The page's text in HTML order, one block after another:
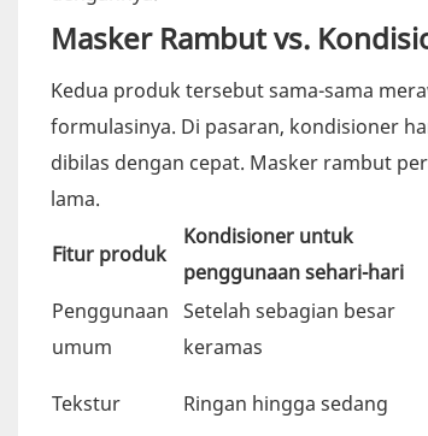
Masker Rambut vs.
Kedua produk tersebut sama-sama
formulasinya. Di pasaran, kondisioner
dibilas dengan cepat. Masker rambut
lama.
Fitur produk
Kondisioner untuk
penggunaan sehari-hari
Penggunaan
umum
Setelah sebagian besar
keramas
Tekstur Ringan hingga sedang